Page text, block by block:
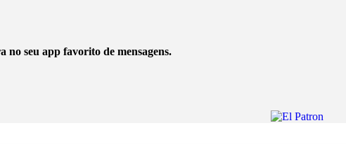
no seu app favorito de mensagens.